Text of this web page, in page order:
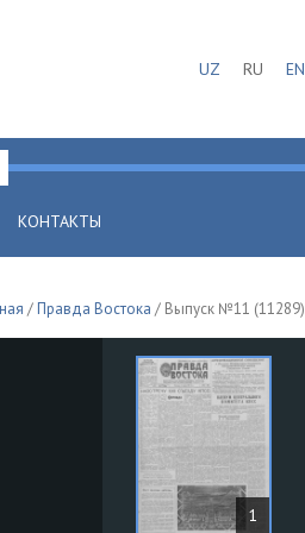
UZ RU EN
КОНТАКТЫ
/Правда Востока / Выпуск №11 (11289)
1